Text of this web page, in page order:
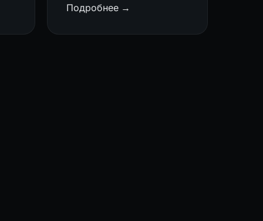
Подробнее →